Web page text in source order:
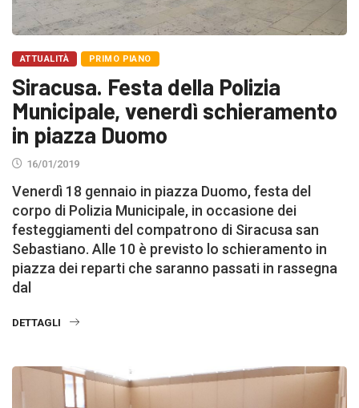
ATTUALITÀ PRIMO PIANO
Siracusa. Festa della Polizia
Municipale, venerdì schieramento
in piazza Duomo
16/01/2019
Venerdì 18 gennaio in piazza Duomo, festa del
corpo di Polizia Municipale, in occasione dei
festeggiamenti del compatrono di Siracusa san
Sebastiano. Alle 10 è previsto lo schieramento in
piazza dei reparti che saranno passati in rassegna
dal
DETTAGLI